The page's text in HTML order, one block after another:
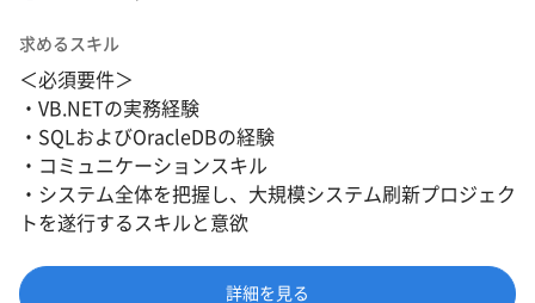
求めるスキル
＜必須要件＞
・VB.NETの実務経験
・SQLおよびOracleDBの経験
・コミュニケーションスキル
・システム全体を把握し、大規模システム刷新プロジェク
トを遂行するスキルと意欲
詳細を見る